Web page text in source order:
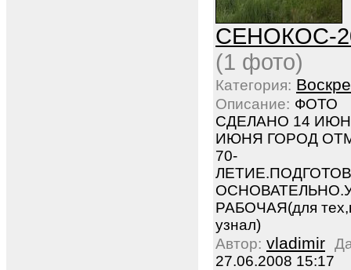
СЕНОКОС-
(1 фото)
Категория:
Описание: ФОТО
СДЕЛАНО 14
ИЮНЯ ГОРОД
70-
РАБОЧАЯ(для
узнал)
Автор: vladimir
27.06.2008 15:17